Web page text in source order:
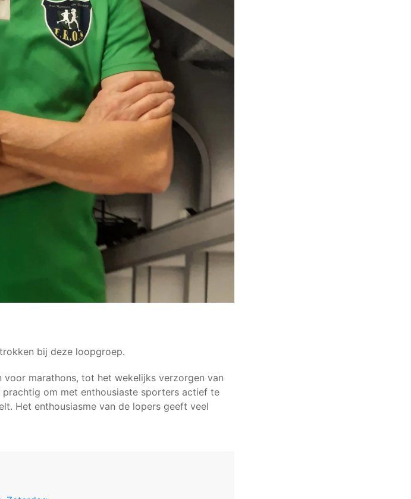
bij deze loopgroep.
voor marathons, tot het wekelijks verzorgen van
om met enthousiaste sporters actief te
Het enthousiasme van de lopers geeft veel